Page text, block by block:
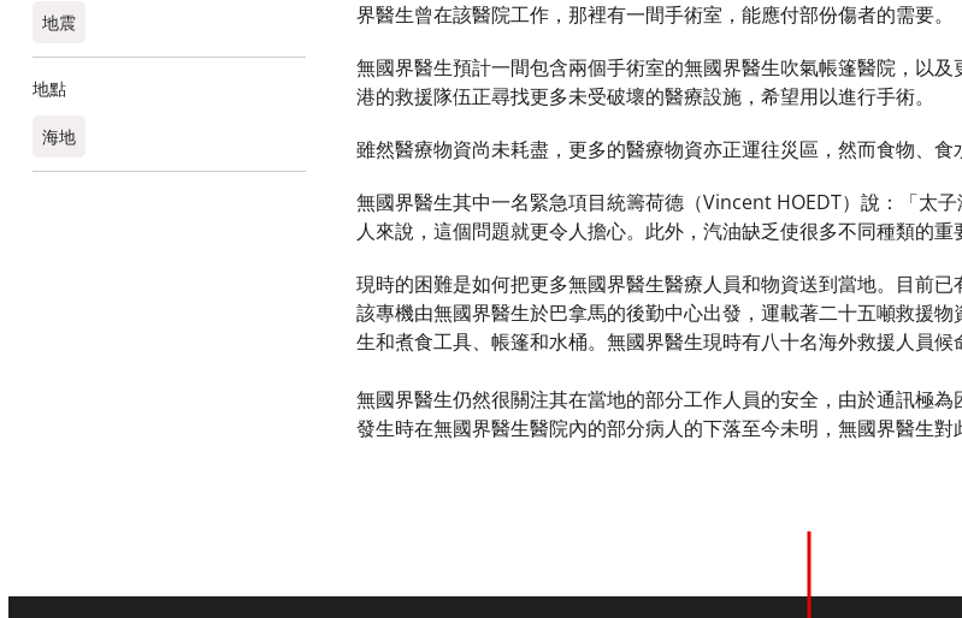
地震
地點
海地
界醫生曾在該醫院工作，那裡有一間手術室，能應付部份傷者的需要。
無國界醫生預計一間包含兩個手術室的無國界醫生吹氣帳篷醫院，以
港的救援隊伍正尋找更多未受破壞的醫療設施，希望用以進行手術。
雖然醫療物資尚未耗盡，更多的醫療物資亦正運往災區，然而食物、食
無國界醫生其中一名緊急項目統籌荷德（Vincent HOEDT）說：「太
人來說，這個問題就更令人擔心。此外，汽油缺乏使很多不同種類的重
現時的困難是如何把更多無國界醫生醫療人員和物資送到當地。目前
該專機由無國界醫生於巴拿馬的後勤中心出發，運載著二十五噸救援
生和煮食工具、帳篷和水桶。無國界醫生現時有八十名海外救援人員候
無國界醫生仍然很關注其在當地的部分工作人員的安全，由於通訊極
發生時在無國界醫生醫院內的部分病人的下落至今未明，無國界醫生對